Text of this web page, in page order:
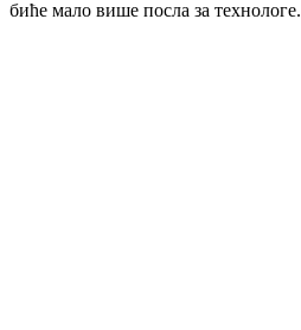
биће мало више посла за технологе.